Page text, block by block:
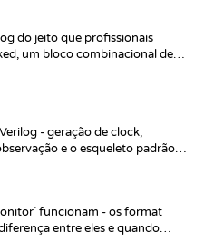
do jeito que profissionais
um bloco combinacional de
- geração de clock,
e o esqueleto padrão
funcionam - os format
entre eles e quando